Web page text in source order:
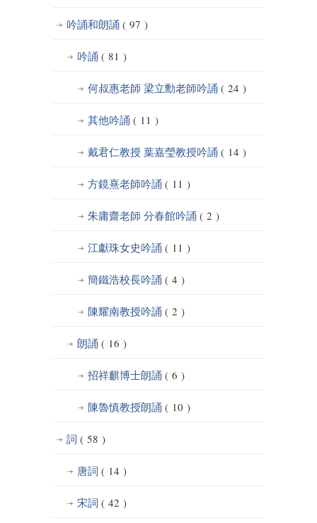
吟誦和朗誦 ( 97 )
吟誦 ( 81 )
何叔惠老師 梁立勳老師吟誦 ( 24 )
其他吟誦 ( 11 )
戴君仁教授 葉嘉瑩教授吟誦 ( 14 )
方鏡熹老師吟誦 ( 11 )
朱庸齋老師 分春館吟誦 ( 2 )
江獻珠女史吟誦 ( 11 )
簡鐵浩校長吟誦 ( 4 )
陳耀南教授吟誦 ( 2 )
朗誦 ( 16 )
招祥麒博士朗誦 ( 6 )
陳魯慎教授朗誦 ( 10 )
詞 ( 58 )
唐詞 ( 14 )
宋詞 ( 42 )